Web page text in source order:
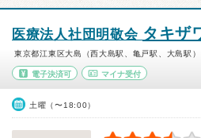
医療法人社団明敬会 タキザ
東京都江東区大島（西大島駅、亀戸駅、大島駅）
電子決済可 マイナ受付
土曜（〜18:00）